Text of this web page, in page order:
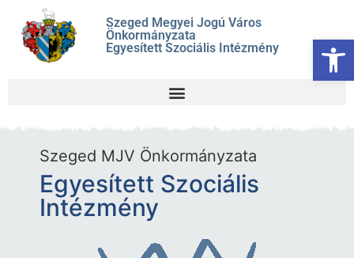
Szeged Megyei Jogú Város
Önkormányzata
Egyesített Szociális Intézmény
Szeged MJV Önkormányzata
Egyesített Szociális
Intézmény